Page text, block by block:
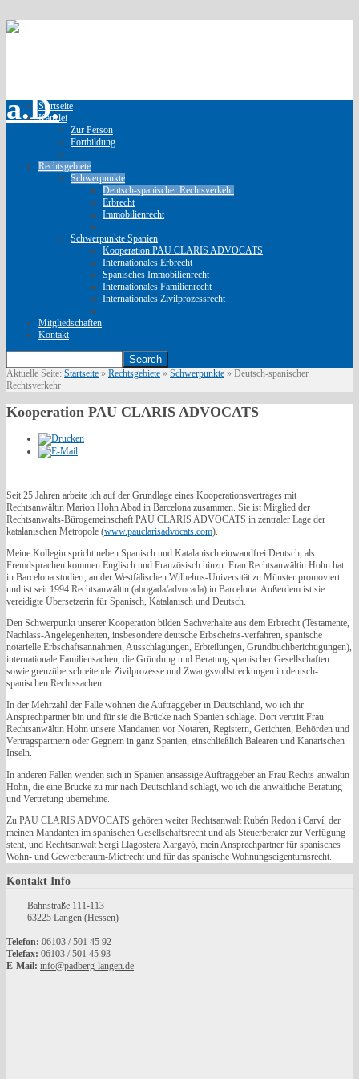
Startseite
Kanzlei
Zur Person
Fortbildung
Rechtsgebiete
Schwerpunkte
Deutsch-spanischer Rechtsverkehr
Erbrecht
Immobilienrecht
Schwerpunkte Spanien
Kooperation PAU CLARIS ADVOCATS
Internationales Erbrecht
Spanisches Immobilienrecht
Internationales Familienrecht
Internationales Zivilprozessrecht
Mitgliedschaften
Kontakt
Aktuelle Seite: Startseite » Rechtsgebiete » Schwerpunkte » Deutsch-spanischer
Rechtsverkehr
Kooperation PAU CLARIS ADVOCATS
Seit 25 Jahren arbeite ich auf der Grundlage eines Kooperationsvertrages mit
Rechtsanwältin Marion Hohn Abad in Barcelona zusammen. Sie ist Mitglied der
Rechtsanwalts-Bürogemeinschaft PAU CLARIS ADVOCATS in zentraler Lage der
katalanischen Metropole (www.pauclarisadvocats.com).
Meine Kollegin spricht neben Spanisch und Katalanisch einwandfrei Deutsch, als
Fremdsprachen kommen Englisch und Französisch hinzu. Frau Rechtsanwältin Hohn hat
in Barcelona studiert, an der Westfälischen Wilhelms-Universität zu Münster promoviert
und ist seit 1994 Rechtsanwältin (abogada/advocada) in Barcelona. Außerdem ist sie
vereidigte Übersetzerin für Spanisch, Katalanisch und Deutsch.
Den Schwerpunkt unserer Kooperation bilden Sachverhalte aus dem Erbrecht (Testamente,
Nachlass-Angelegenheiten, insbesondere deutsche Erbscheins-verfahren, spanische
notarielle Erbschaftsannahmen, Ausschlagungen, Erbteilungen, Grundbuchberichtigungen),
internationale Familiensachen, die Gründung und Beratung spanischer Gesellschaften
sowie grenzüberschreitende Zivilprozesse und Zwangsvollstreckungen in deutsch-
spanischen Rechtssachen.
In der Mehrzahl der Fälle wohnen die Auftraggeber in Deutschland, wo ich ihr
Ansprechpartner bin und für sie die Brücke nach Spanien schlage. Dort vertritt Frau
Rechtsanwältin Hohn unsere Mandanten vor Notaren, Registern, Gerichten, Behörden und
Vertragspartnern oder Gegnern in ganz Spanien, einschließlich Balearen und Kanarischen
Inseln.
In anderen Fällen wenden sich in Spanien ansässige Auftraggeber an Frau Rechts-anwältin
Hohn, die eine Brücke zu mir nach Deutschland schlägt, wo ich die anwaltliche Beratung
und Vertretung übernehme.
Zu PAU CLARIS ADVOCATS gehören weiter Rechtsanwalt Rubén Redon i Carví, der
meinen Mandanten im spanischen Gesellschaftsrecht und als Steuerberater zur Verfügung
steht, und Rechtsanwalt Sergi Llagostera Xargayó, mein Ansprechpartner für spanisches
Wohn- und Gewerberaum-Mietrecht und für das spanische Wohnungseigentumsrecht.
Kontakt Info
Bahnstraße 111-113
63225 Langen (Hessen)
Telefon: 06103 / 501 45 92
Telefax: 06103 / 501 45 93
E-Mail: info@padberg-langen.de